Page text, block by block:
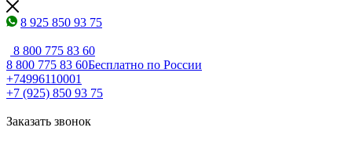
8 925 850 93 75
8 800 775 83 60
8 800 775 83 60Бесплатно по России
+74996110001
+7 (925) 850 93 75
Заказать звонок